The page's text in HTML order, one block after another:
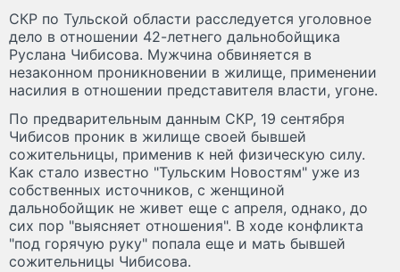
СКР по Тульской области расследуется уголовное
дело в отношении 42-летнего дальнобойщика
Руслана Чибисова. Мужчина обвиняется в
незаконном проникновении в жилище, применении
насилия в отношении представителя власти, угоне.
По предварительным данным СКР, 19 сентября
Чибисов проник в жилище своей бывшей
сожительницы, применив к ней физическую силу.
Как стало известно "Тульским Новостям" уже из
собственных источников, с женщиной
дальнобойщик не живет еще с апреля, однако, до
сих пор "выясняет отношения". В ходе конфликта
"под горячую руку" попала еще и мать бывшей
сожительницы Чибисова.